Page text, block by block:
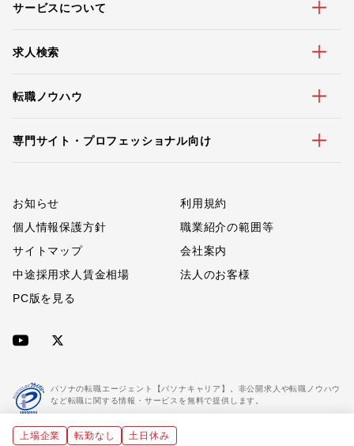
サービスについて
求人検索
転職ノウハウ
専門サイト・プロフェッショナル向け
お知らせ
利用規約
個人情報保護方針
職業紹介の範囲等
サイトマップ
会社案内
中途採用求人賃金相場
法人のお客様
PC版を見る
パソナの転職エージェント【パソナキャリア】。非公開求人や転職ノウハウ
など転職に関する情報・サービスを無料で提供します。
「パソナキャリア」は職業紹介優良事業者に認定されています。
上場企業 転勤なし 土日休み